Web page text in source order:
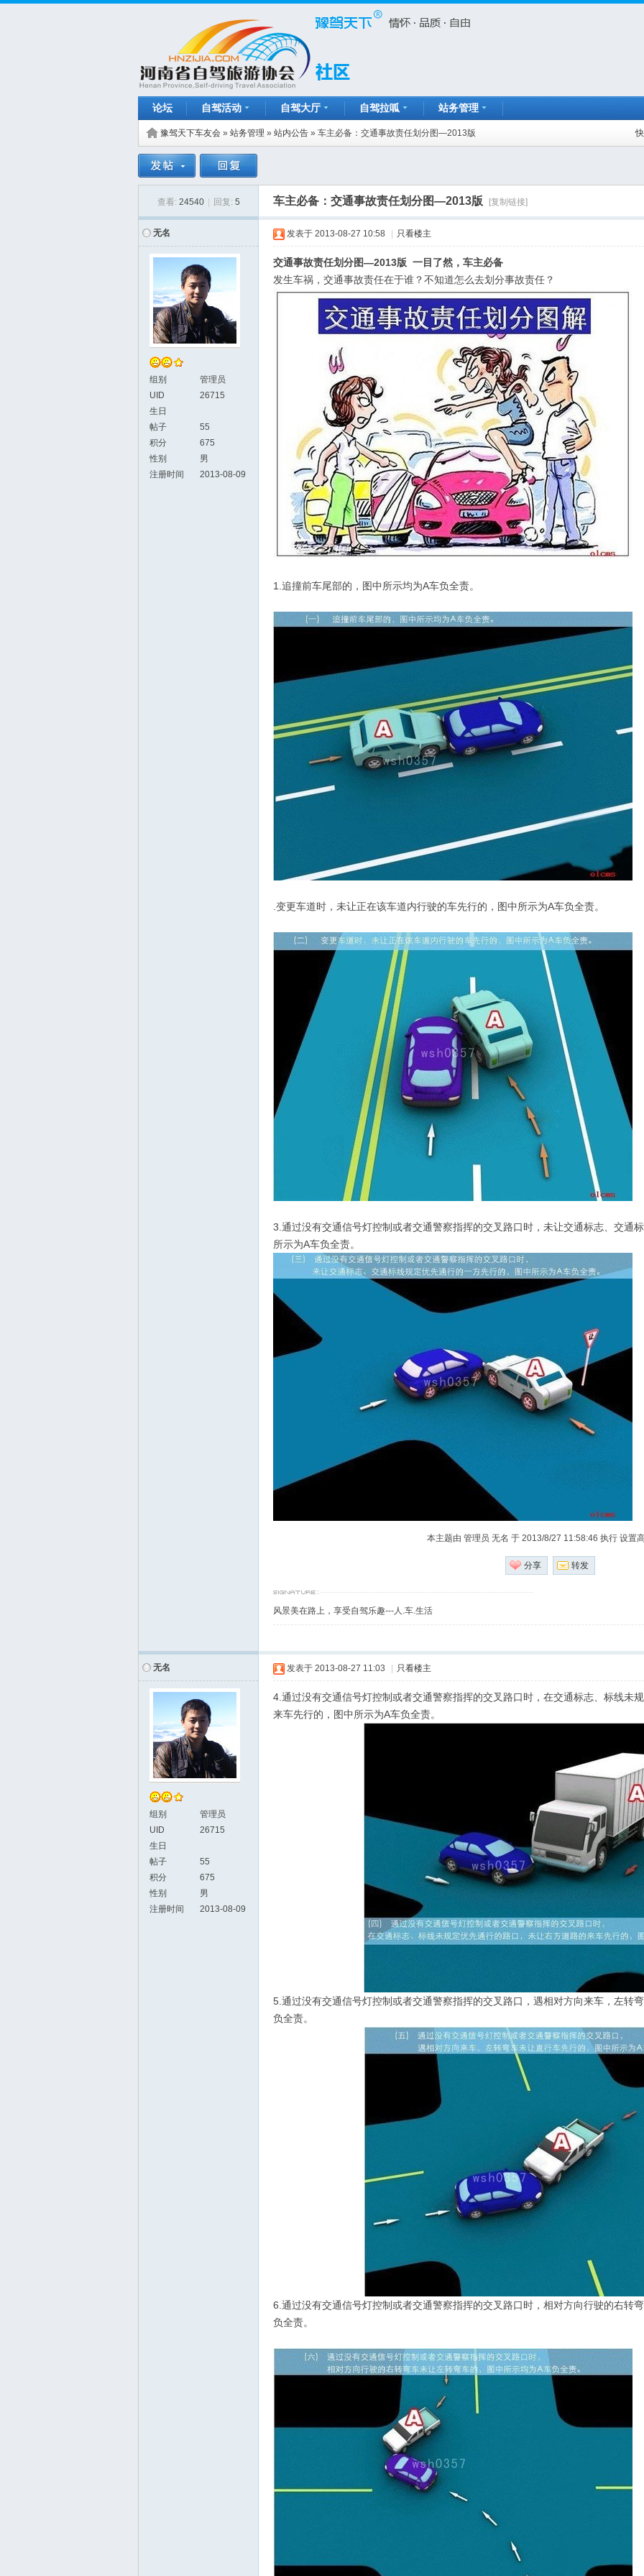
论坛 自驾活动 自驾大厅 自驾拉呱 站务管理
豫驾天下车友会 » 站务管理 » 站内公告 » 车主必备：交通事故责任划分图—2013版
查看: 24540 回复: 5 车主必备：交通事故责任划分图—2013版 [复制链接]
无名
组别
管理员
UID
26715
生日
帖子
55
积分
675
性别
男
注册时间
2013-08-09
发表于 2013-08-27 10:58 只看楼主
交通事故责任划分图—2013版 一目了然，车主必备
发生车祸，交通事故责任在于谁？不知道怎么去划分事故责任？
1.追撞前车尾部的，图中所示均为A车负全责。
.变更车道时，未让正在该车道内行驶的车先行的，图中所示为A车负全责。
3.通过没有交通信号灯控制或者交通警察指挥的交叉路口时，未让交通标志、交通
所示为A车负全责。
本主题由 管理员 无名 于 2013/8/27 11:58:46 执行 设置
分享 转发
风景美在路上，享受自驾乐趣---人.车.生活
无名
组别
管理员
UID
26715
生日
帖子
55
积分
675
性别
男
注册时间
2013-08-09
发表于 2013-08-27 11:03 只看楼主
4.通过没有交通信号灯控制或者交通警察指挥的交叉路口时，在交通标志、标线未
来车先行的，图中所示为A车负全责。
5.通过没有交通信号灯控制或者交通警察指挥的交叉路口，遇相对方向来车，左转
负全责。
6.通过没有交通信号灯控制或者交通警察指挥的交叉路口时，相对方向行驶的右转
负全责。